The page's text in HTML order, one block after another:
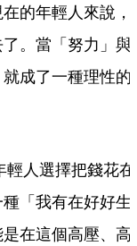
的年輕人來說，
。當「努力」與
成了一種理性的
人選擇把錢花在
「我有在好好生
在這個高壓、高